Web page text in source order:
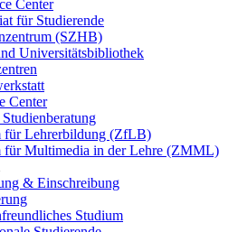
Center
für Studierende
(SZHB)
Universitätsbibliothek
Center
für Lehrerbildung (ZfLB)
für Multimedia in der Lehre (ZMML)
& Einschreibung
Studium